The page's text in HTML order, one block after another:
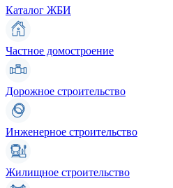
Каталог ЖБИ
Частное домостроение
Дорожное строительство
Инженерное строительство
Жилищное строительство